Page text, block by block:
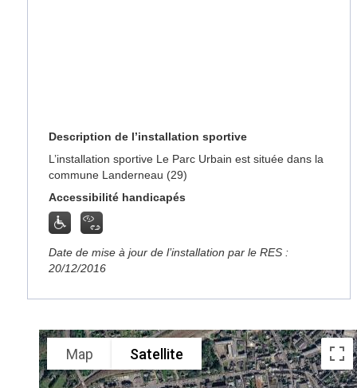
Description de l’installation sportive
L’installation sportive Le Parc Urbain est située dans la
commune Landerneau (29)
Accessibilité handicapés
Date de mise à jour de l’installation par le RES :
20/12/2016
Map Satellite